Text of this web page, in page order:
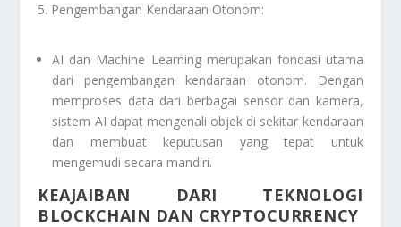
5. Pengembangan Kendaraan Otonom:
AI dan Machine Learning merupakan fondasi utama
dari pengembangan kendaraan otonom. Dengan
memproses data dari berbagai sensor dan kamera,
sistem AI dapat mengenali objek di sekitar kendaraan
dan membuat keputusan yang tepat untuk
mengemudi secara mandiri.
KEAJAIBAN DARI TEKNOLOGI
BLOCKCHAIN DAN CRYPTOCURRENCY